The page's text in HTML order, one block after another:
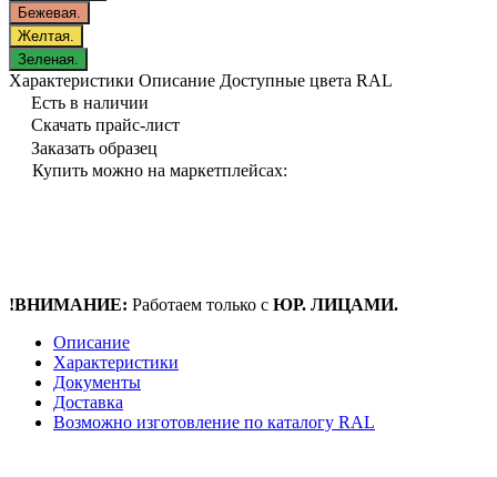
Бежевая.
Желтая.
Зеленая.
Характеристики Описание Доступные цвета RAL
Есть в наличии
Скачать прайс-лист
Заказать образец
Купить можно на маркетплейсах:
!ВНИМАНИЕ: Работаем только с ЮР. ЛИЦАМИ.
Описание
Характеристики
Документы
Доставка
Возможно изготовление по каталогу RAL